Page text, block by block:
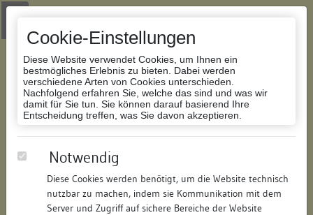
Cookie-Einstellungen
Diese Website verwendet Cookies, um Ihnen ein
bestmögliches Erlebnis zu bieten. Dabei werden
verschiedene Arten von Cookies unterschieden.
Nachfolgend erfahren Sie, welche das sind und was wir
damit für Sie tun. Sie können darauf basierend Ihre
Entscheidung treffen, was Sie davon akzeptieren.
Notwendig
Diese Cookies werden benötigt, um die Website technisch
nutzbar zu machen, indem sie Kommunikation mit dem
Server und Zugriff auf sichere Bereiche der Website
Zur Navigation springen
Zum Inhalt der Website springen
Datenbank Bauforschung/Restaurierung
271315059176/Datum:14.07.2008
Datenbestand:
Bauforschung